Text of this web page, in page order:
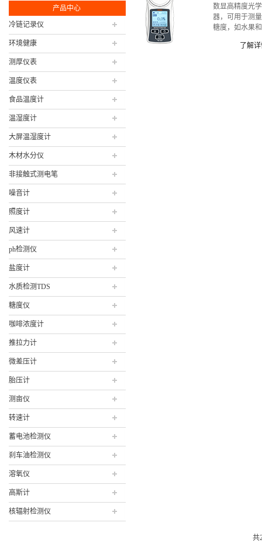
产品中心
冷链记录仪
环境健康
测厚仪表
温度仪表
食品温度计
温湿度计
大屏温湿度计
木材水分仪
非接触式测电笔
噪音计
照度计
风速计
ph检测仪
盐度计
水质检测TDS
糖度仪
咖啡浓度计
推拉力计
微差压计
胎压计
测亩仪
转速计
蓄电池检测仪
刹车油检测仪
溶氧仪
高斯计
核辐射检测仪
数显高精度光
器，可用于测
糖度，如水果
了解
共